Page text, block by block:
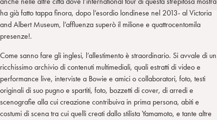
i
n
t
e
r
a
m
ha già fatto tappa finora, dopo l’esordio londinese nel 2013- al Victoria
and Albert Museum, l’affluenza superò il milione e quattrocentomila
presenze!.
Come sanno fare gli inglesi, l’allestimento è straordinario. Si avvale di un
ricchissimo archivio di contenuti multimediali, quali estratti di video e
performance live, interviste a Bowie e amici o collaboratori, foto, testi
originali di suo pugno e spartiti, foto, bozzetti di cover, di arredi e
scenografie alla cui creazione contribuiva in prima persona, abiti e
costumi di scena tra cui quelli creati dallo stilista Yamamoto, e tante altre